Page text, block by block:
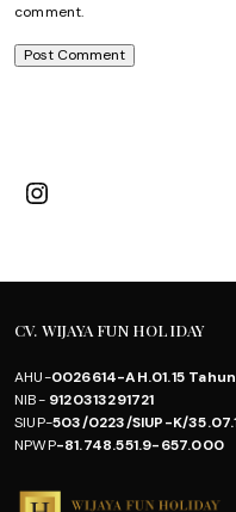
comment.
Instagram
CV. WIJAYA FUN HOLIDAY
AHU-0026614-AH.01.15
NIB-9120313291721
SIUP-503/0223/SIUP-K/
NPWP-81.748.551.9-657.000